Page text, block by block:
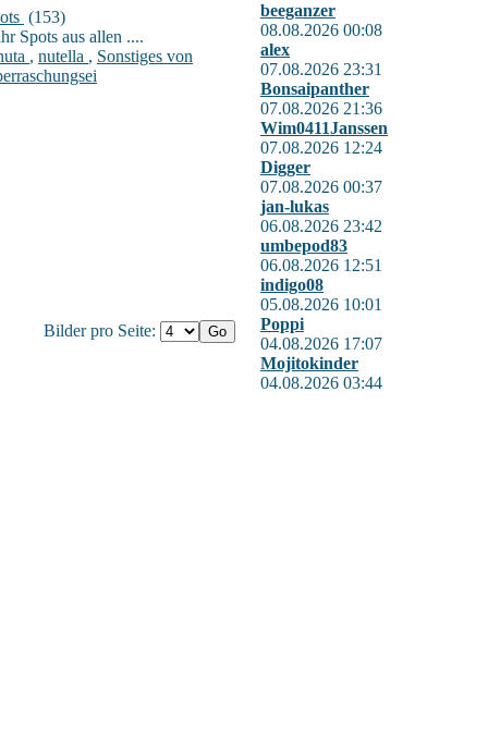
(153)
Spots aus allen ....
, nutella , Sonstiges von
Bilder pro Seite:
beeganzer
08.08.2026 00:08
alex
07.08.2026 23:31
Bonsaipanther
07.08.2026 21:36
Wim0411Janssen
07.08.2026 12:24
Digger
07.08.2026 00:37
jan-lukas
06.08.2026 23:42
umbepod83
06.08.2026 12:51
indigo08
05.08.2026 10:01
Poppi
04.08.2026 17:07
Mojitokinder
04.08.2026 03:44